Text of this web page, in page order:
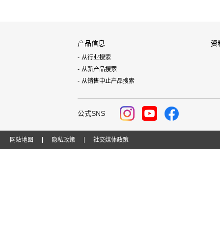
产品信息
从行业搜索
从新产品搜索
从销售中止产品搜索
资
公式SNS
网站地图 隐私政策 社交媒体政策